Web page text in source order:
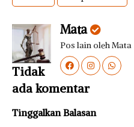
Mata
Pos lain oleh Mata
Tidak
ada komentar
Tinggalkan Balasan